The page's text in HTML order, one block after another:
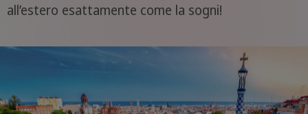
all’estero esattamente come la sogni!